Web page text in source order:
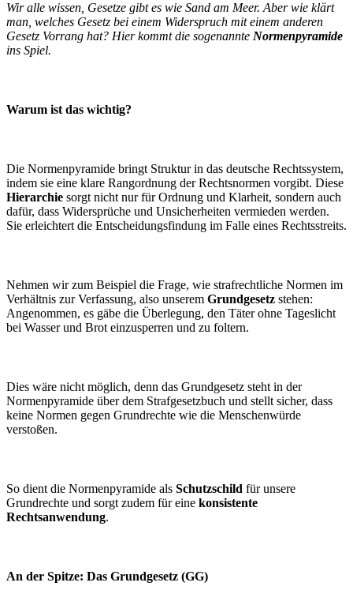
Wir alle wissen, Gesetze gibt es wie Sand am Meer. Aber wie klärt
man, welches Gesetz bei einem Widerspruch mit einem anderen
Gesetz Vorrang hat? Hier kommt die sogenannte Normenpyramide
ins Spiel.
Warum ist das wichtig?
Die Normenpyramide bringt Struktur in das deutsche Rechtssystem,
indem sie eine klare Rangordnung der Rechtsnormen vorgibt. Diese
Hierarchie sorgt nicht nur für Ordnung und Klarheit, sondern auch
dafür, dass Widersprüche und Unsicherheiten vermieden werden.
Sie erleichtert die Entscheidungsfindung im Falle eines Rechtsstreits.
Nehmen wir zum Beispiel die Frage, wie strafrechtliche Normen im
Verhältnis zur Verfassung, also unserem Grundgesetz stehen:
Angenommen, es gäbe die Überlegung, den Täter ohne Tageslicht
bei Wasser und Brot einzusperren und zu foltern.
Dies wäre nicht möglich, denn das Grundgesetz steht in der
Normenpyramide über dem Strafgesetzbuch und stellt sicher, dass
keine Normen gegen Grundrechte wie die Menschenwürde
verstoßen.
So dient die Normenpyramide als Schutzschild für unsere
Grundrechte und sorgt zudem für eine konsistente
Rechtsanwendung.
An der Spitze: Das Grundgesetz (GG)